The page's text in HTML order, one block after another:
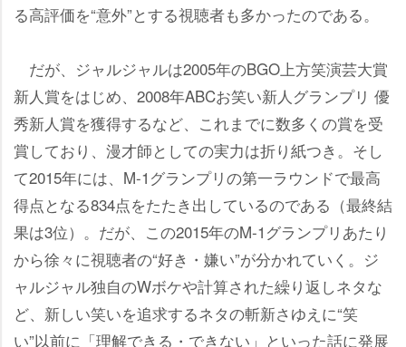
る高評価を“意外”とする視聴者も多かったのである。
だが、ジャルジャルは2005年のBGO上方笑演芸大賞
新人賞をはじめ、2008年ABCお笑い新人グランプリ 優
秀新人賞を獲得するなど、これまでに数多くの賞を受
賞しており、漫才師としての実力は折り紙つき。そし
て2015年には、M-1グランプリの第一ラウンドで最高
得点となる834点をたたき出しているのである（最終結
果は3位）。だが、この2015年のM‐1グランプリあたり
から徐々に視聴者の“好き・嫌い”が分かれていく。ジ
ャルジャル独自のWボケや計算された繰り返しネタな
ど、新しい笑いを追求するネタの斬新さゆえに“笑
い”以前に「理解できる・できない」といった話に発展